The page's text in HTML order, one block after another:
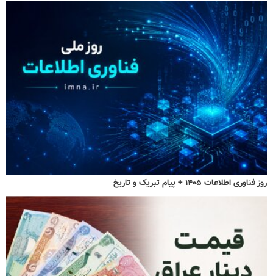
روز فناوری اطلاعات ۱۴۰۵ + پیام تبریک و تاریخ